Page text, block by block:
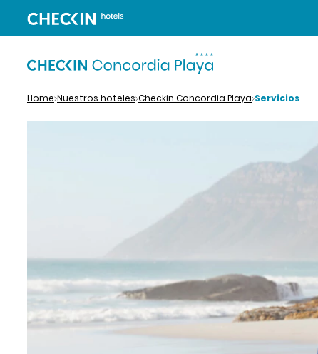
Home Nuestros hoteles Checkin Concordia Playa Servicios